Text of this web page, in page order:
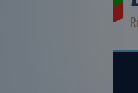
u
i